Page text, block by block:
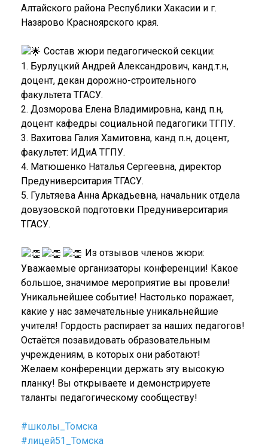
Алтайского района Республики Хакасии и г.
Назарово Красноярского края.
Состав жюри педагогической секции:
1. Бурлуцкий Андрей Александрович, канд.т.н,
доцент, декан дорожно-строительного
факультета ТГАСУ.
2. Дозморова Елена Владимировна, канд п.н,
доцент кафедры социальной педагогики ТГПУ.
3. Вахитова Галия Хамитовна, канд п.н, доцент,
факультет: ИДиА ТГПУ.
4. Матюшенко Наталья Сергеевна, директор
Предуниверситария ТГАСУ.
5. Гультяева Анна Аркадьевна, начальник отдела
довузовской подготовки Предуниверситария
ТГАСУ.
Из отзывов членов жюри:
Уважаемые организаторы конференции! Какое
большое, значимое мероприятие вы провели!
Уникальнейшее событие! Настолько поражает,
какие у нас замечательные уникальнейшие
учителя! Гордость распирает за наших педагогов!
Остаётся позавидовать образовательным
учреждениям, в которых они работают!
Желаем конференции держать эту высокую
планку! Вы открываете и демонстрируете
таланты педагогическому сообществу!
#школы_Томска
#лицей51_Томска